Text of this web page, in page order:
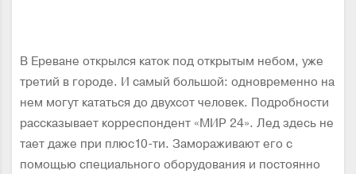
В Ереване открылся каток под открытым небом, уже
третий в городе. И самый большой: одновременно на
нем могут кататься до двухсот человек. Подробности
рассказывает корреспондент «МИР 24». Лед здесь не
тает даже при плюс10-ти. Замораживают его с
помощью специального оборудования и постоянно